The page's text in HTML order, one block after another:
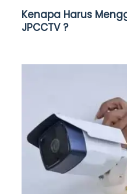
Kenapa Harus
JPCCTV ?